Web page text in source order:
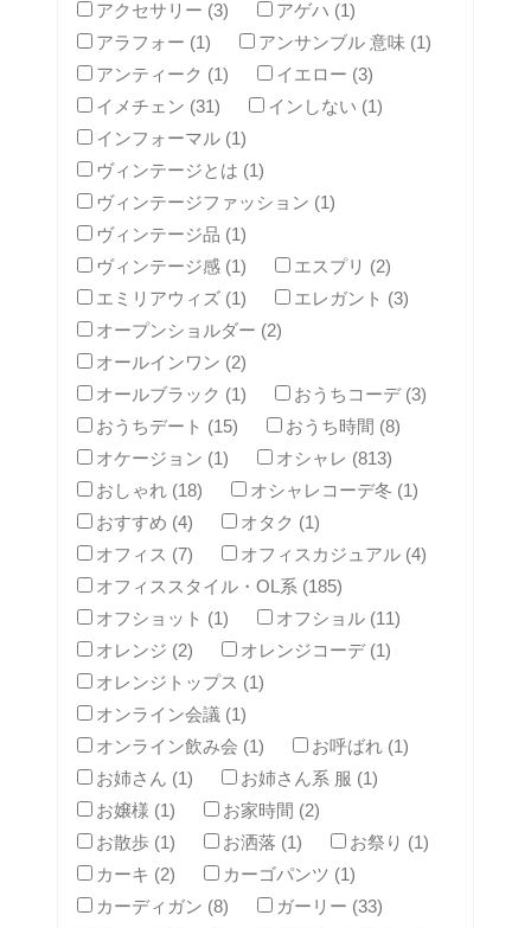
アクセサリー (3)
アゲハ (1)
アラフォー (1)
アンサンブル 意味 (1)
アンティーク (1)
イエロー (3)
イメチェン (31)
インしない (1)
インフォーマル (1)
ヴィンテージとは (1)
ヴィンテージファッション (1)
ヴィンテージ品 (1)
ヴィンテージ感 (1)
エスプリ (2)
エミリアウィズ (1)
エレガント (3)
オープンショルダー (2)
オールインワン (2)
オールブラック (1)
おうちコーデ (3)
おうちデート (15)
おうち時間 (8)
オケージョン (1)
オシャレ (813)
おしゃれ (18)
オシャレコーデ冬 (1)
おすすめ (4)
オタク (1)
オフィス (7)
オフィスカジュアル (4)
オフィススタイル・OL系 (185)
オフショット (1)
オフショル (11)
オレンジ (2)
オレンジコーデ (1)
オレンジトップス (1)
オンライン会議 (1)
オンライン飲み会 (1)
お呼ばれ (1)
お姉さん (1)
お姉さん系 服 (1)
お嬢様 (1)
お家時間 (2)
お散歩 (1)
お洒落 (1)
お祭り (1)
カーキ (2)
カーゴパンツ (1)
カーディガン (8)
ガーリー (33)